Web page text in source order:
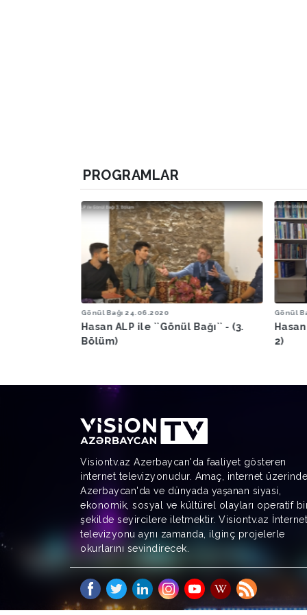
PROGRAMLAR
Gönül Bağı 18.06.2020
Hasan ALP ile ''Gönül Bağı'' (Bölüm
2)
Kardeş
Cafer
Visiontv.az Azerbaycan'da faaliyet gösteren
internet televizyonudur. Amaç, internet
Azerbaycan'da ve dünyada yaşanan siyasi,
ekonomik, sosyal ve kültürel olayları operatif
şekilde seyircilere iletmektir. Visiontv.az İnternet
televizyonu aynı zamanda, ilginç projelerle
okurlarını sevindirecek.